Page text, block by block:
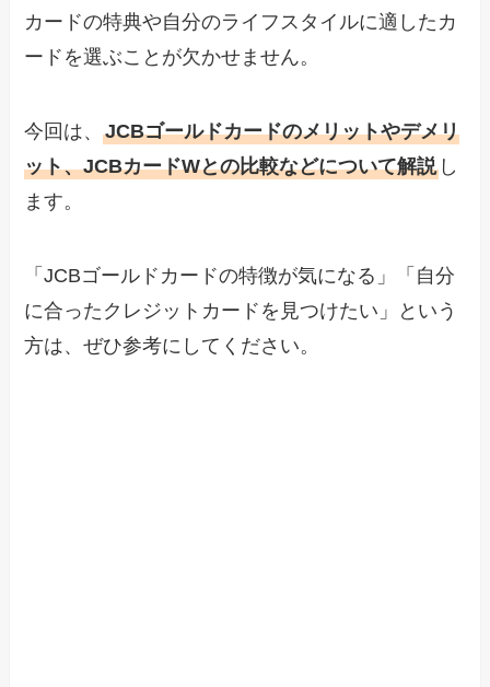
カードの特典や自分のライフスタイルに適したカ
ードを選ぶことが欠かせません。
今回は、JCBゴールドカードのメリットやデメリ
ット、JCBカードWとの比較などについて解説 し
ます。
「JCBゴールドカードの特徴が気になる」「自分
に合ったクレジットカードを見つけたい」という
方は、ぜひ参考にしてください。